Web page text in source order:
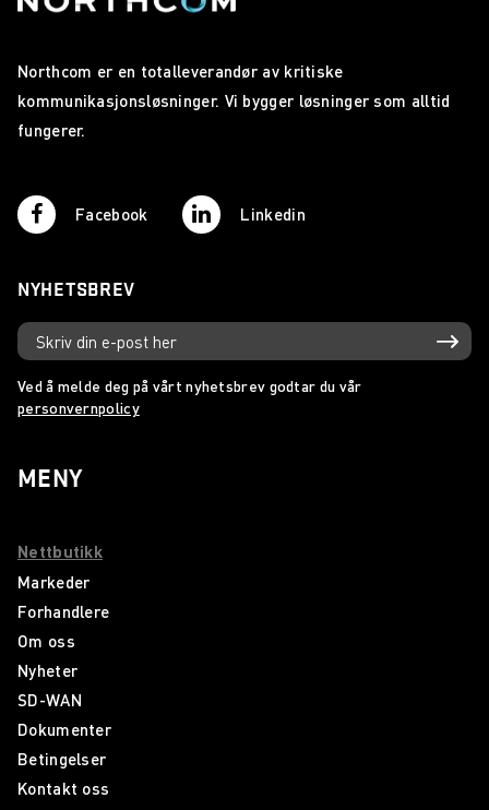
Northcom er en totalleverandør av kritiske
kommunikasjonsløsninger. Vi bygger løsninger som alltid
fungerer.
Facebook Linkedin
NYHETSBREV
Ved å melde deg på vårt nyhetsbrev godtar du vår
personvernpolicy
MENY
Nettbutikk
Markeder
Forhandlere
Om oss
Nyheter
SD-WAN
Dokumenter
Betingelser
Kontakt oss